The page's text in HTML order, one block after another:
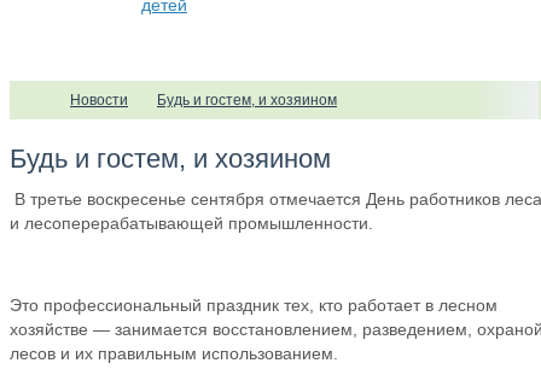
Новости Будь и гостем, и хозяином
Будь и гостем, и хозяином
В третье воскресенье сентября отмечается День работников леса
и лесоперерабатывающей промышленности.
Это профессиональный праздник тех, кто работает в лесном
хозяйстве — занимается восстановлением, разведением,
лесов и их правильным использованием.